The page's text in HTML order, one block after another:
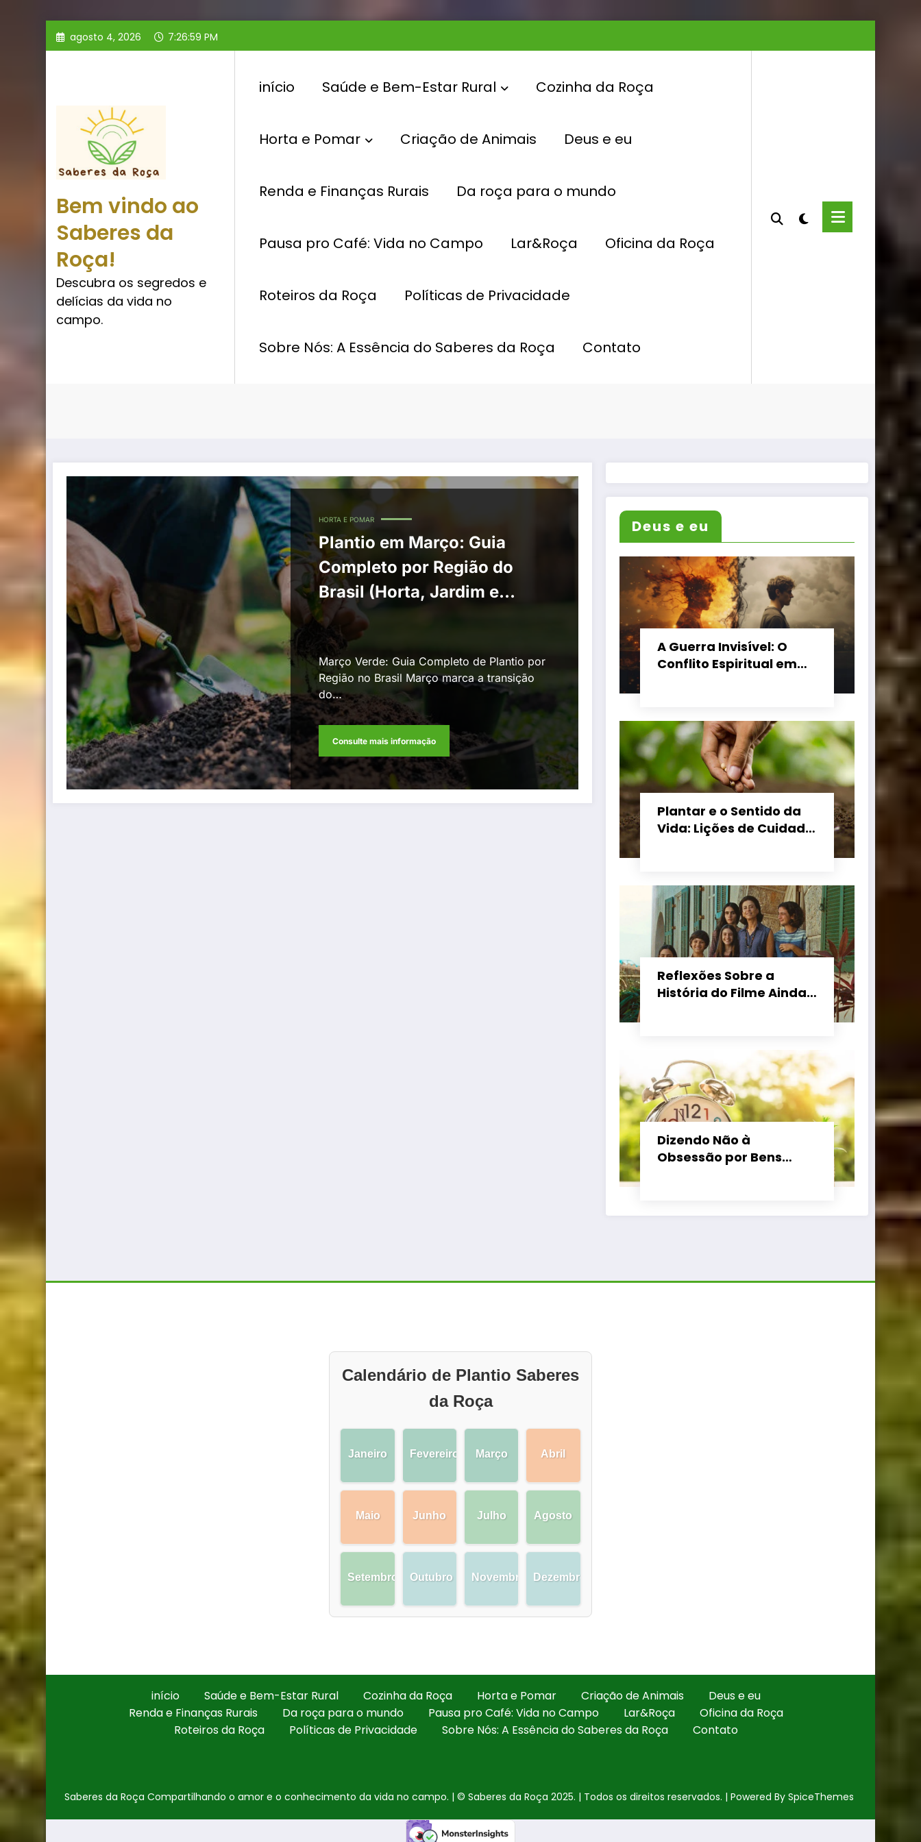
Pular
para
agosto 4, 2026 7:26:59 PM
Bem vindo ao
Saberes da
Roça!
Descubra os segredos e
delícias da vida no
campo.
início Saúde e Bem-Estar Rural Cozinha da Roça
Horta e Pomar Criação de Animais Deus e eu
Renda e Finanças Rurais Da roça para o mundo
Pausa pro Café: Vida no Campo Lar&Roça Oficina da Roça
Roteiros da Roça Políticas de Privacidade
Sobre Nós: A Essência do Saberes da Roça Contato
Tag: #plantioemmarço
HORTA E POMAR
Plantio em Março: Guia
Completo por Região do
Brasil (Horta, Jardim e
Pomar)
Março Verde: Guia Completo de Plantio por
Região no Brasil Março marca a transição
do…
Consulte mais informação
Deus e eu
A Guerra Invisível: O
Conflito Espiritual em
Plantar e o Sentido da
Vida: Lições de Cuidado,
Reflexões Sobre a
História do Filme Ainda
Dizendo Não à
Obsessão por Bens
Calendário de Plantio Saberes
da Roça
Janeiro Fevereiro Março Abril
Maio Junho Julho Agosto
Setembro Outubro Novembro Dezembro
início Saúde e Bem-Estar Rural Cozinha da Roça Horta e Pomar Criação de Animais
Deus e eu
Renda e Finanças Rurais
Da roça para o mundo Pausa pro Café: Vida no Campo Lar&Roça
Oficina da Roça
Roteiros da Roça
Políticas de Privacidade Sobre Nós: A Essência do Saberes da Roça Contato
Saberes da Roça Compartilhando o amor e o conhecimento da vida no campo. | © Saberes da Roça 2025. | Todos os direitos reservados. | Powered By SpiceThemes